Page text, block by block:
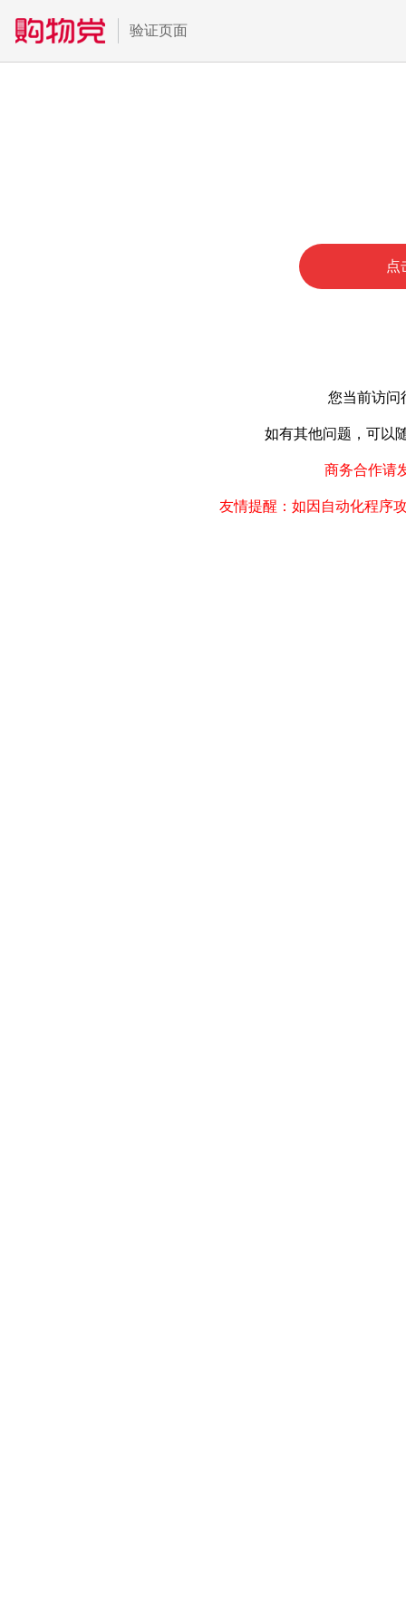
验证页面
点
您当前访问
如有其他问题，可以
商务合作请
友情提醒：如因自动化程序